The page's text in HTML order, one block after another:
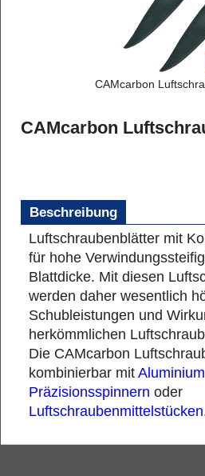
CAMcarbon
CAMcarbon
Beschreibung
Luftschraubenblätter mit
für hohe
Blattdicke. Mit diesen
werden daher wesentlich
Schubleistungen und
herkömmlichen
Die CAMcarbon
kombinierbar mit Aluminium
Präzisionsspinnern oder
Luftschraubenmittelstücken